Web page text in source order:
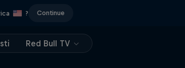
? Continue
Red Bull TV